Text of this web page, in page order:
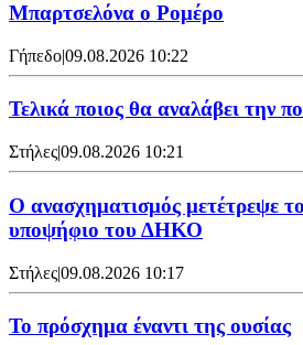
Μπαρτσελόνα ο Ρομέρο
Γήπεδο|09.08.2026 10:22
Τελικά ποιος θα αναλάβει την
Στήλες|09.08.2026 10:21
Ο ανασχηματισμός μετέτρεψε
υποψήφιο του ΔΗΚΟ
Στήλες|09.08.2026 10:17
Το πρόσχημα έναντι της ουσίας